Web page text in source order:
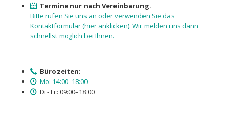
Termine nur nach Vereinbarung.
Bitte rufen Sie uns an oder verwenden Sie das
Kontaktformu­lar (hier anklicken). Wir melden uns dann
schnellst möglich bei Ihnen.
Bürozeiten:
Mo: 14:00–18:00
Di - Fr: 09:00–18:00